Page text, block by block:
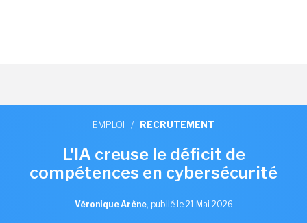
EMPLOI / RECRUTEMENT
L'IA creuse le déficit de
compétences en cybersécurité
Véronique Arène, publié le 21 Mai 2026